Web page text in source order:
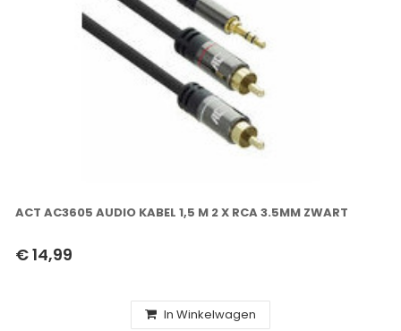
ACT AC3605 AUDIO KABEL 1,5 M 2 X RCA 3.5MM ZWART
€ 14,99
In Winkelwagen